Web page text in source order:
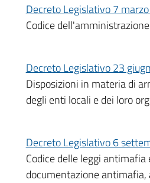
Decreto Legislativo 7
Codice
Decreto Legislativo 23
Disposizioni in materia di
degli enti locali e dei loro
Decreto Legislativo 6
Codice delle leggi
documentazione